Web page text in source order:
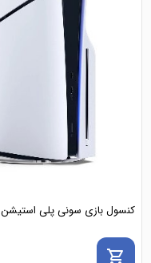
کنسول بازی سونی پلی استیشن 5 اسلیم دیسک خور
shopping_cart